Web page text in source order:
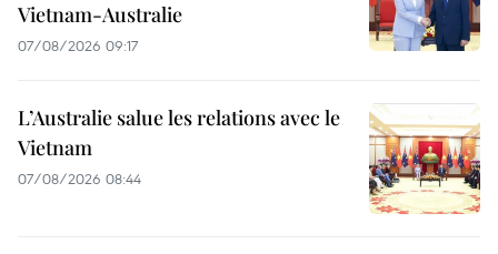
Vietnam-Australie
07/08/2026 09:17
L’Australie salue les relations avec le
Vietnam
07/08/2026 08:44